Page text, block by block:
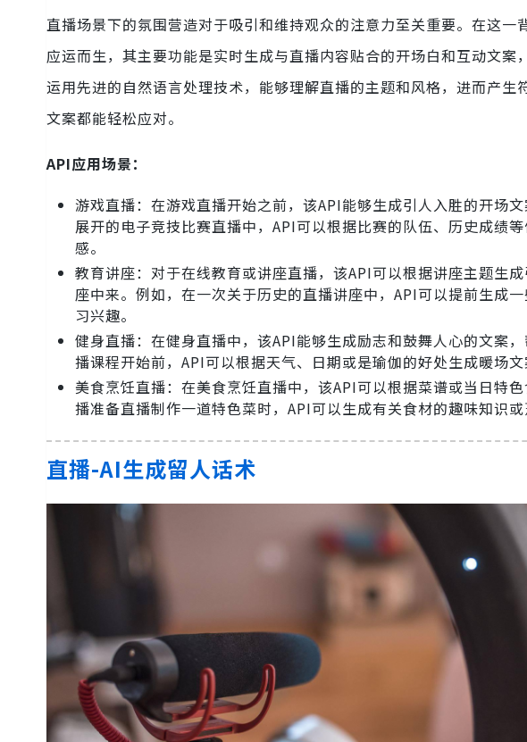
直播场景下的氛围营造对于吸引和维持观众的注意力至关重要。在这
应运而生，其主要功能是实时生成与直播内容贴合的开场白和互动文
运用先进的自然语言处理技术，能够理解直播的主题和风格，进而产
文案都能轻松应对。
API应用场景：
游戏直播：在游戏直播开始之前，该API能够生成引人入胜的开场
展开的电子竞技比赛直播中，API可以根据比赛的队伍、历史成绩
感。
教育讲座：对于在线教育或讲座直播，该API可以根据讲座主题生
座中来。例如，在一次关于历史的直播讲座中，API可以提前生成
习兴趣。
健身直播：在健身直播中，该API能够生成励志和鼓舞人心的文案
播课程开始前，API可以根据天气、日期或是瑜伽的好处生成暖场
美食烹饪直播：在美食烹饪直播中，该API可以根据菜谱或当日特
播准备直播制作一道特色菜时，API可以生成有关食材的趣味知识
直播-AI生成留人话术